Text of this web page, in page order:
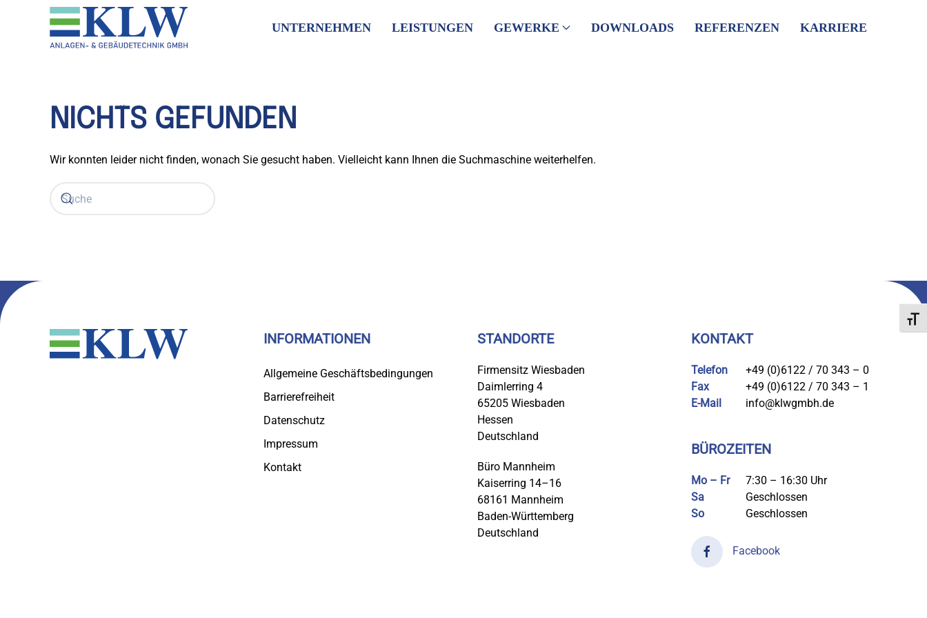
UNTERNEHMEN LEISTUNGEN GEWERKE DOWNLOADS REFERENZEN KARRIERE
NICHTS GEFUNDEN
Wir konnten leider nicht finden, wonach Sie gesucht haben. Vielleicht kann Ihnen die Suchmaschine weiterhelfen.
INFORMATIONEN
Allgemeine Geschäftsbedingungen
Barrierefreiheit
Datenschutz
Impressum
Kontakt
STANDORTE
Firmensitz Wiesbaden
Daimlerring 4
65205 Wiesbaden
Hessen
Deutschland
Büro Mannheim
Kaiserring 14–16
68161 Mannheim
Baden-Württemberg
Deutschland
KONTAKT
Telefon
+49 (0)6122 / 70 343 – 0
Fax
+49 (0)6122 / 70 343 – 1
E-Mail
info@klwgmbh.de
BÜROZEITEN
Mo – Fr
7:30 – 16:30 Uhr
Sa
Geschlossen
So
Geschlossen
Facebook